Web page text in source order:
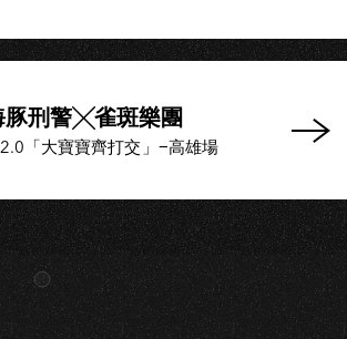
豚刑警╳雀斑樂團
「大寶寶齊打交」−高雄場